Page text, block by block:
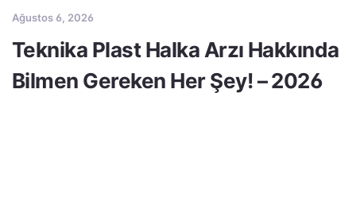
Ağustos 6, 2026
Teknika Plast Halka Arzı Hakkında
Bilmen Gereken Her Şey! – 2026